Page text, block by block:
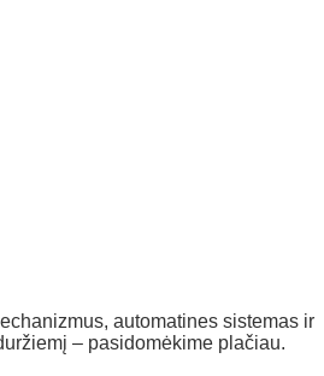
automatines sistemas ir
– pasidomėkime plačiau.